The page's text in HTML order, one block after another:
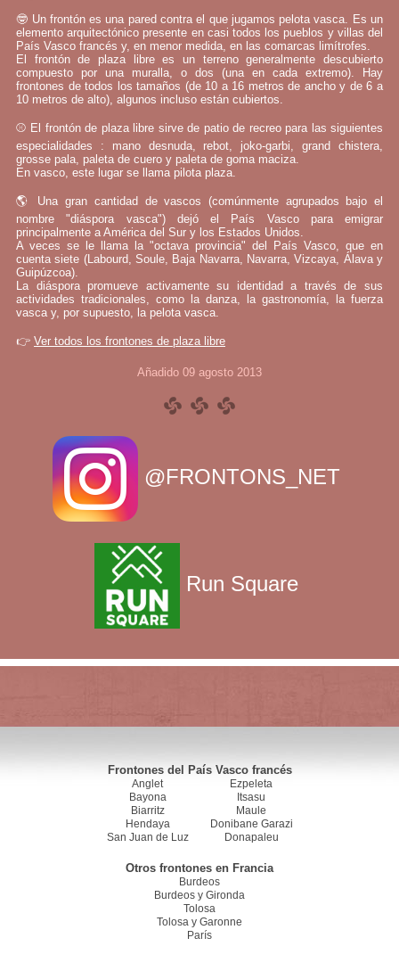
🤓 Un frontón es una pared contra el que jugamos pelota vasca. Es un
elemento arquitectónico presente en casi todos los pueblos y villas del
País Vasco francés y, en menor medida, en las comarcas limítrofes.
El frontón de plaza libre es un terreno generalmente descubierto
compuesto por una muralla, o dos (una en cada extremo). Hay
frontones de todos los tamaños (de 10 a 16 metros de ancho y de 6 a
10 metros de alto), algunos incluso están cubiertos.
⚾ El frontón de plaza libre sirve de patio de recreo para las siguientes
especialidades : mano desnuda, rebot, joko-garbi, grand chistera,
grosse pala, paleta de cuero y paleta de goma maciza.
En vasco, este lugar se llama pilota plaza.
🌎 Una gran cantidad de vascos (comúnmente agrupados bajo el
nombre "diáspora vasca") dejó el País Vasco para emigrar
principalmente a América del Sur y los Estados Unidos.
A veces se le llama la "octava provincia" del País Vasco, que en
cuenta siete (Labourd, Soule, Baja Navarra, Navarra, Vizcaya, Álava y
Guipúzcoa).
La diáspora promueve activamente su identidad a través de sus
actividades tradicionales, como la danza, la gastronomía, la fuerza
vasca y, por supuesto, la pelota vasca.
👉 Ver todos los frontones de plaza libre
Añadido 09 agosto 2013
@FRONTONS_NET
Run Square
Frontones del País Vasco francés
Anglet
Bayona
Biarritz
Hendaya
San Juan de Luz
Ezpeleta
Itsasu
Maule
Donibane Garazi
Donapaleu
Otros frontones en Francia
Burdeos
Burdeos y Gironda
Tolosa
Tolosa y Garonne
París